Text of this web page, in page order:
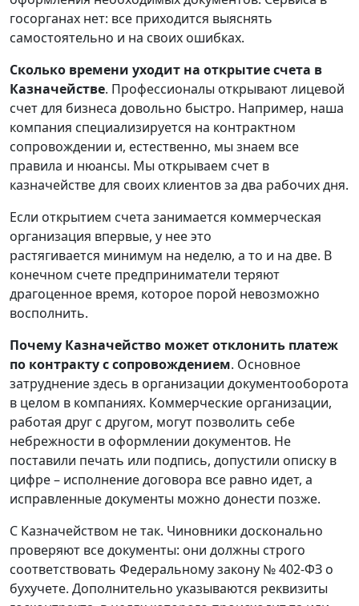
госорганах нет: все приходится выяснять
самостоятельно и на своих ошибках.
Сколько времени уходит на открытие счета в
Казначействе. Профессионалы открывают лицевой
счет для бизнеса довольно быстро. Например, наша
компания специализируется на контрактном
сопровождении и, естественно, мы знаем все
правила и нюансы. Мы открываем счет в
казначействе для своих клиентов за два рабочих дня.
Если открытием счета занимается коммерческая
организация впервые, у нее это
растягивается минимум на неделю, а то и на две. В
конечном счете предприниматели теряют
драгоценное время, которое порой невозможно
восполнить.
Почему Казначейство может отклонить платеж
по контракту с сопровождением. Основное
затруднение здесь в организации документооборота
в целом в компаниях. Коммерческие организации,
работая друг с другом, могут позволить себе
небрежности в оформлении документов. Не
поставили печать или подпись, допустили описку в
цифре – исполнение договора все равно идет, а
исправленные документы можно донести позже.
С Казначейством не так. Чиновники досконально
проверяют все документы: они должны строго
соответствовать Федеральному закону № 402-ФЗ о
бухучете. Дополнительно указываются реквизиты